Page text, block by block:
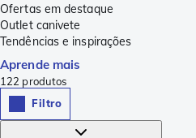
Ofertas em destaque
Outlet canivete
Tendências e inspirações
Aprende mais
122 produtos
Filtro